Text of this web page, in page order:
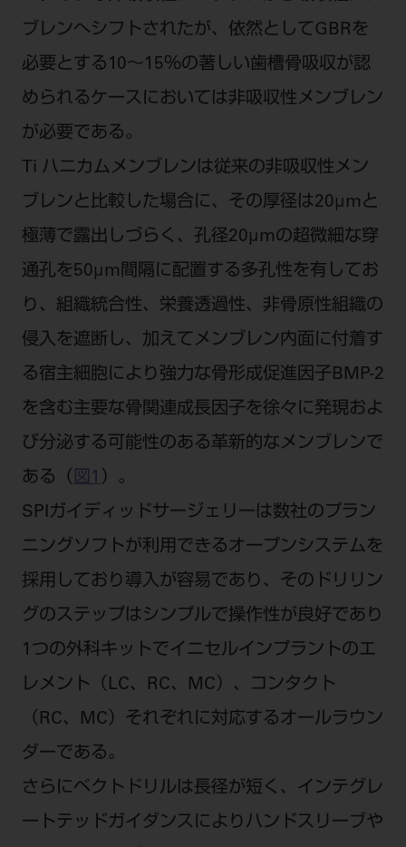
ブレンへシフトされたが、依然としてGBRを
必要とする10～15％の著しい歯槽骨吸収が認
められるケースにおいては非吸収性メンブレン
が必要である。
Ti ハニカムメンブレンは従来の非吸収性メン
ブレンと比較した場合に、その厚径は20μmと
極薄で露出しづらく、孔径20μmの超微細な穿
通孔を50μm間隔に配置する多孔性を有してお
り、組織統合性、栄養透過性、非骨原性組織の
侵入を遮断し、加えてメンブレン内面に付着す
る宿主細胞により強力な骨形成促進因子BMP-2
を含む主要な骨関連成長因子を徐々に発現およ
び分泌する可能性のある革新的なメンブレンで
ある（ 図1 ）。
SPIガイディッドサージェリーは数社のプラン
ニングソフトが利用できるオープンシステムを
採用しており導入が容易であり、そのドリリン
グのステップはシンプルで操作性が良好であり
1つの外科キットでイニセルインプラントのエ
レメント（LC、RC、MC）、コンタクト
（RC、MC）それぞれに対応するオールラウン
ダーである。
さらにベクトドリルは長径が短く、インテグレ
ートテッドガイダンスによりハンドスリーブや
個人情報保護方針 特定商取引について
ご利用規約